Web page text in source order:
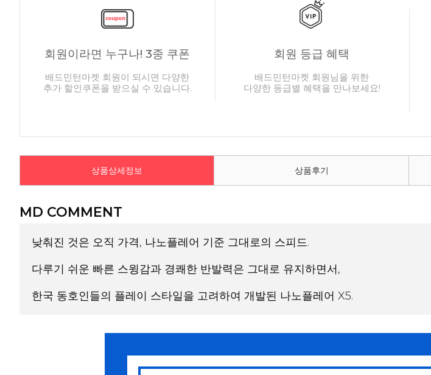
회원이라면 누구나! 3종 쿠폰
배드민턴마켓 회원이 되시면 다양한
추가 할인쿠폰을 받으실 수 있습니다.
회원 등급 혜택
배드민턴마켓 회원님을 위한
다양한 등급별 혜택을 만나보세요!
상품상세정보 상품후기
MD COMMENT
낮춰진 것은 오직 가격, 나노플레어 기준 그대로의 스피드.
다루기 쉬운 빠른 스윙감과 경쾌한 반발력은 그대로 유지하면서,
한국 동호인들의 플레이 스타일을 고려하여 개발된 나노플레어 X5.